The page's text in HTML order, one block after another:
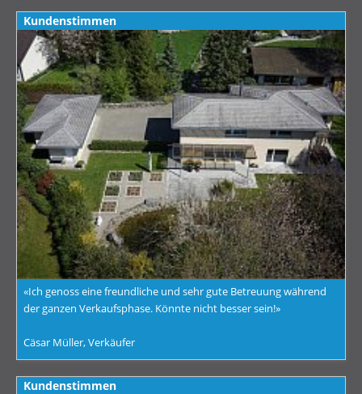
Kundenstimmen
«Ich genoss eine freundliche und sehr gute Betreuung während
der ganzen Verkaufsphase. Könnte nicht besser sein!»
Cäsar Müller, Verkäufer
Kundenstimmen